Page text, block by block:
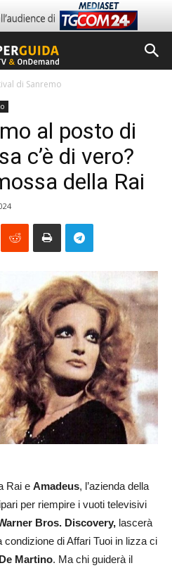
di Sanremo
al posto di
c’è di vero?
della Rai
Rai e Amadeus, l’azienda della
per riempire i vuoti televisivi
Bros. Discovery, lascerà
di Affari Tuoi in lizza ci
Martino. Ma chi guiderà il